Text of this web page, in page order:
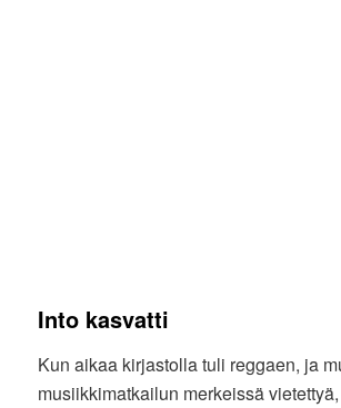
Into kasvatti
Kun aikaa kirjastolla tuli reggaen, ja
musiikkimatkailun merkeissä